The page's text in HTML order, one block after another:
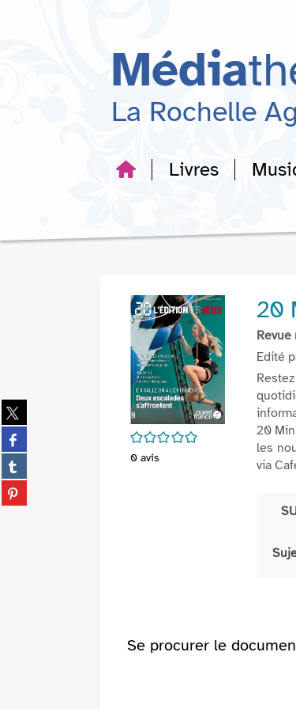
recherche
Média
La Rochelle
Livres
Partager
sur
twitter
(Nouvelle
fenêtre)
Partager
sur
facebook
(Nouvelle
fenêtre)
Partager
sur
tumblr
Partager
sur
/5
0 avis
20
Edité
20
les
via
Se procurer le